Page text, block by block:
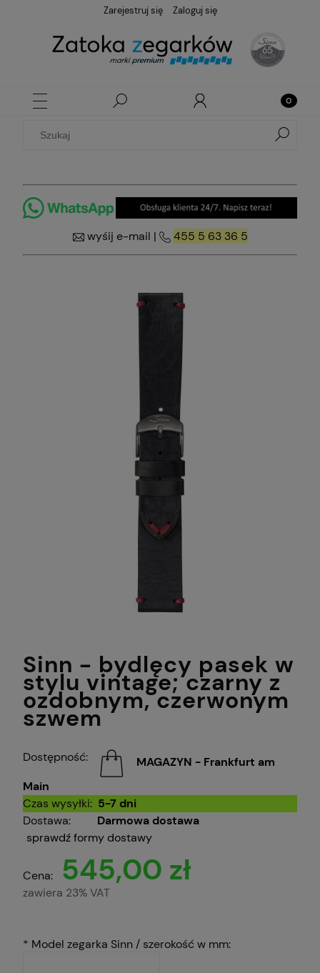
Zarejestruj się Zaloguj się
wyśij e-mail | 455 5 63 36 5
Sinn - bydlęcy pasek w
stylu vintage; czarny z
ozdobnym, czerwonym
szwem
Dostępność:
MAGAZYN - Frankfurt am
Main
Czas wysyłki: 5-7 dni
Dostawa:
Darmowa dostawa
sprawdź formy dostawy
Cena: 545,00 zł
zawiera 23% VAT
* Model zegarka Sinn / szerokość w mm: